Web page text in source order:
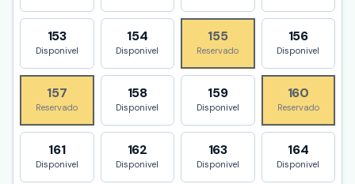
153
Disponivel
154
Disponivel
155
Reservado
156
Disponivel
157
Reservado
158
Disponivel
159
Disponivel
160
Reservado
161
Disponivel
162
Disponivel
163
Disponivel
164
Disponivel